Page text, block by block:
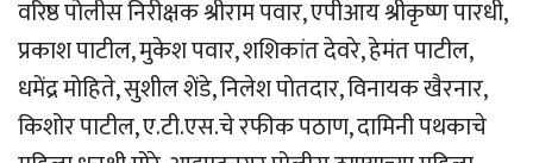
वरिष्ठ पोलीस निरीक्षक श्रीराम पवार, एपीआय श्रीकृष्ण पारधी,
प्रकाश पाटील, मुकेश पवार, शशिकांत देवरे, हेमंत पाटील,
धमेंद्र मोहिते, सुशील शेंडे, निलेश पोतदार, विनायक खैरनार,
किशोर पाटील, ए.टी.एस.चे रफीक पठाण, दामिनी पथकाचे